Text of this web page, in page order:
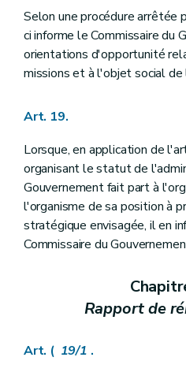
Selon une procédure arrêtée
ci informe le Commissaire du
orientations d'opportunité
missions et à l'objet social de
Art. 19.
Lorsque, en application de
organisant le statut de
Gouvernement fait part à
l'organisme de sa position à
stratégique envisagée, il en
Commissaire du
Rapport de
Art. ( 19/1 .